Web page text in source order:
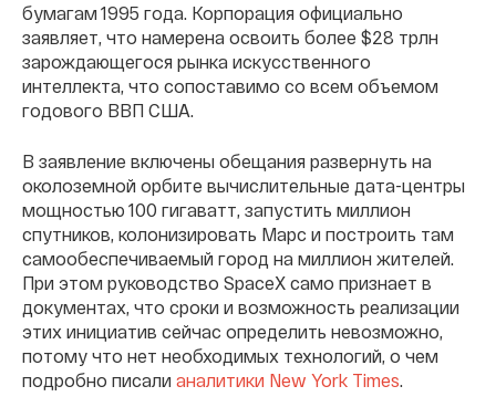
бумагам 1995 года. Корпорация официально
заявляет, что намерена освоить более $28 трлн
зарождающегося рынка искусственного
интеллекта, что сопоставимо со всем объемом
годового ВВП США.
В заявление включены обещания развернуть на
околоземной орбите вычислительные дата-центры
мощностью 100 гигаватт, запустить миллион
спутников, колонизировать Марс и построить там
самообеспечиваемый город на миллион жителей.
При этом руководство SpaceX само признает в
документах, что сроки и возможность реализации
этих инициатив сейчас определить невозможно,
потому что нет необходимых технологий, о чем
подробно писали аналитики New York Times.